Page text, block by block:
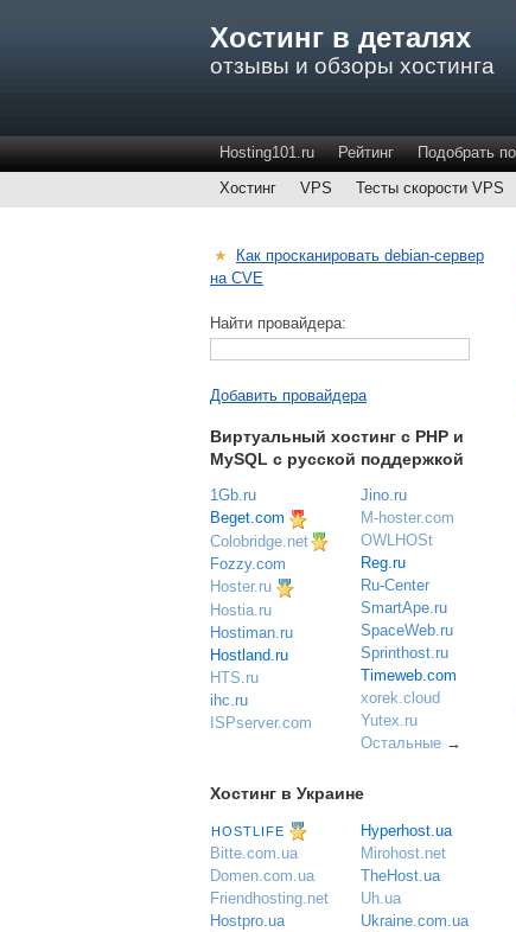
Хостинг в деталях
отзывы и обзоры хостинга
Hosting101.ru Рейтинг Подобрать
Хостинг
VPS Тесты скорости VPS
★ Как просканировать debian-сервер
на CVE
Найти провайдера:
Добавить провайдера
Виртуальный хостинг c PHP и
MySQL с русской поддержкой
1Gb.ru
Beget.com
Colobridge.net
Fozzy.com
Hoster.ru
Hostia.ru
Hostiman.ru
Hostland.ru
HTS.ru
ihc.ru
ISPserver.com
Jino.ru
M-hoster.com
OWLHOSt
Reg.ru
Ru-Center
SmartApe.ru
SpaceWeb.ru
Sprinthost.ru
Timeweb.com
xorek.cloud
Yutex.ru
Остальные →
Хостинг в Украине
HOSTLIFE
Bitte.com.ua
Domen.com.ua
Friendhosting.net
Hostpro.ua
Hyperhost.ua
Mirohost.net
TheHost.ua
Uh.ua
Ukraine.com.ua